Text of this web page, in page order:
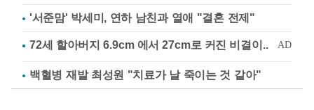
'서준맘' 박세미, 연하 남친과 열애 "결혼 전제"
백혈병 재발 최성원 "치료가 날 죽이는 것 같아"